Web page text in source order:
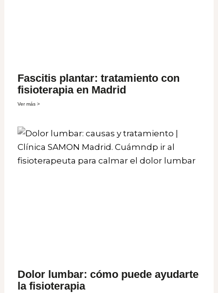
Fascitis plantar: tratamiento con
fisioterapia en Madrid
Ver más >
Dolor lumbar: cómo puede ayudarte
la fisioterapia